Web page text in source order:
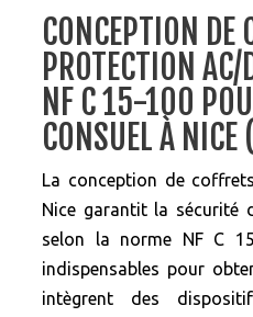
CONCEPTION DE
PROTECTION
NF C 15-100
CONSUEL À
La conception de
Nice garantit la sécurité
selon la norme NF C
indispensables pour
intègrent des